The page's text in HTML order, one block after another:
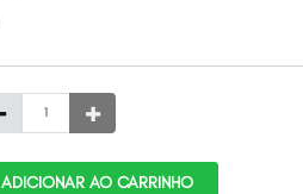
ADICIONAR AO CARRINHO